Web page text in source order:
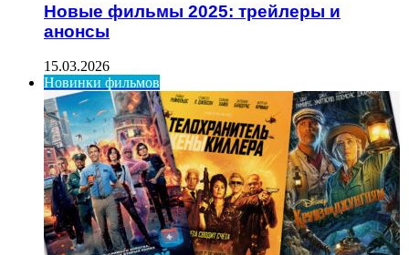
Новые фильмы 2025: трейлеры и
анонсы
15.03.2026
Новинки фильмов